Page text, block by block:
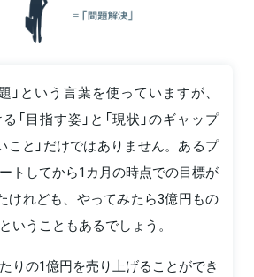
」という言葉を使っていますが、
「目指す姿」と「現状」のギャップ
こと」だけではありません。あるプ
トしてから1カ月の時点での目標が
けれども、やってみたら3億円もの
いうこともあるでしょう。
りの1億円を売り上げることができ